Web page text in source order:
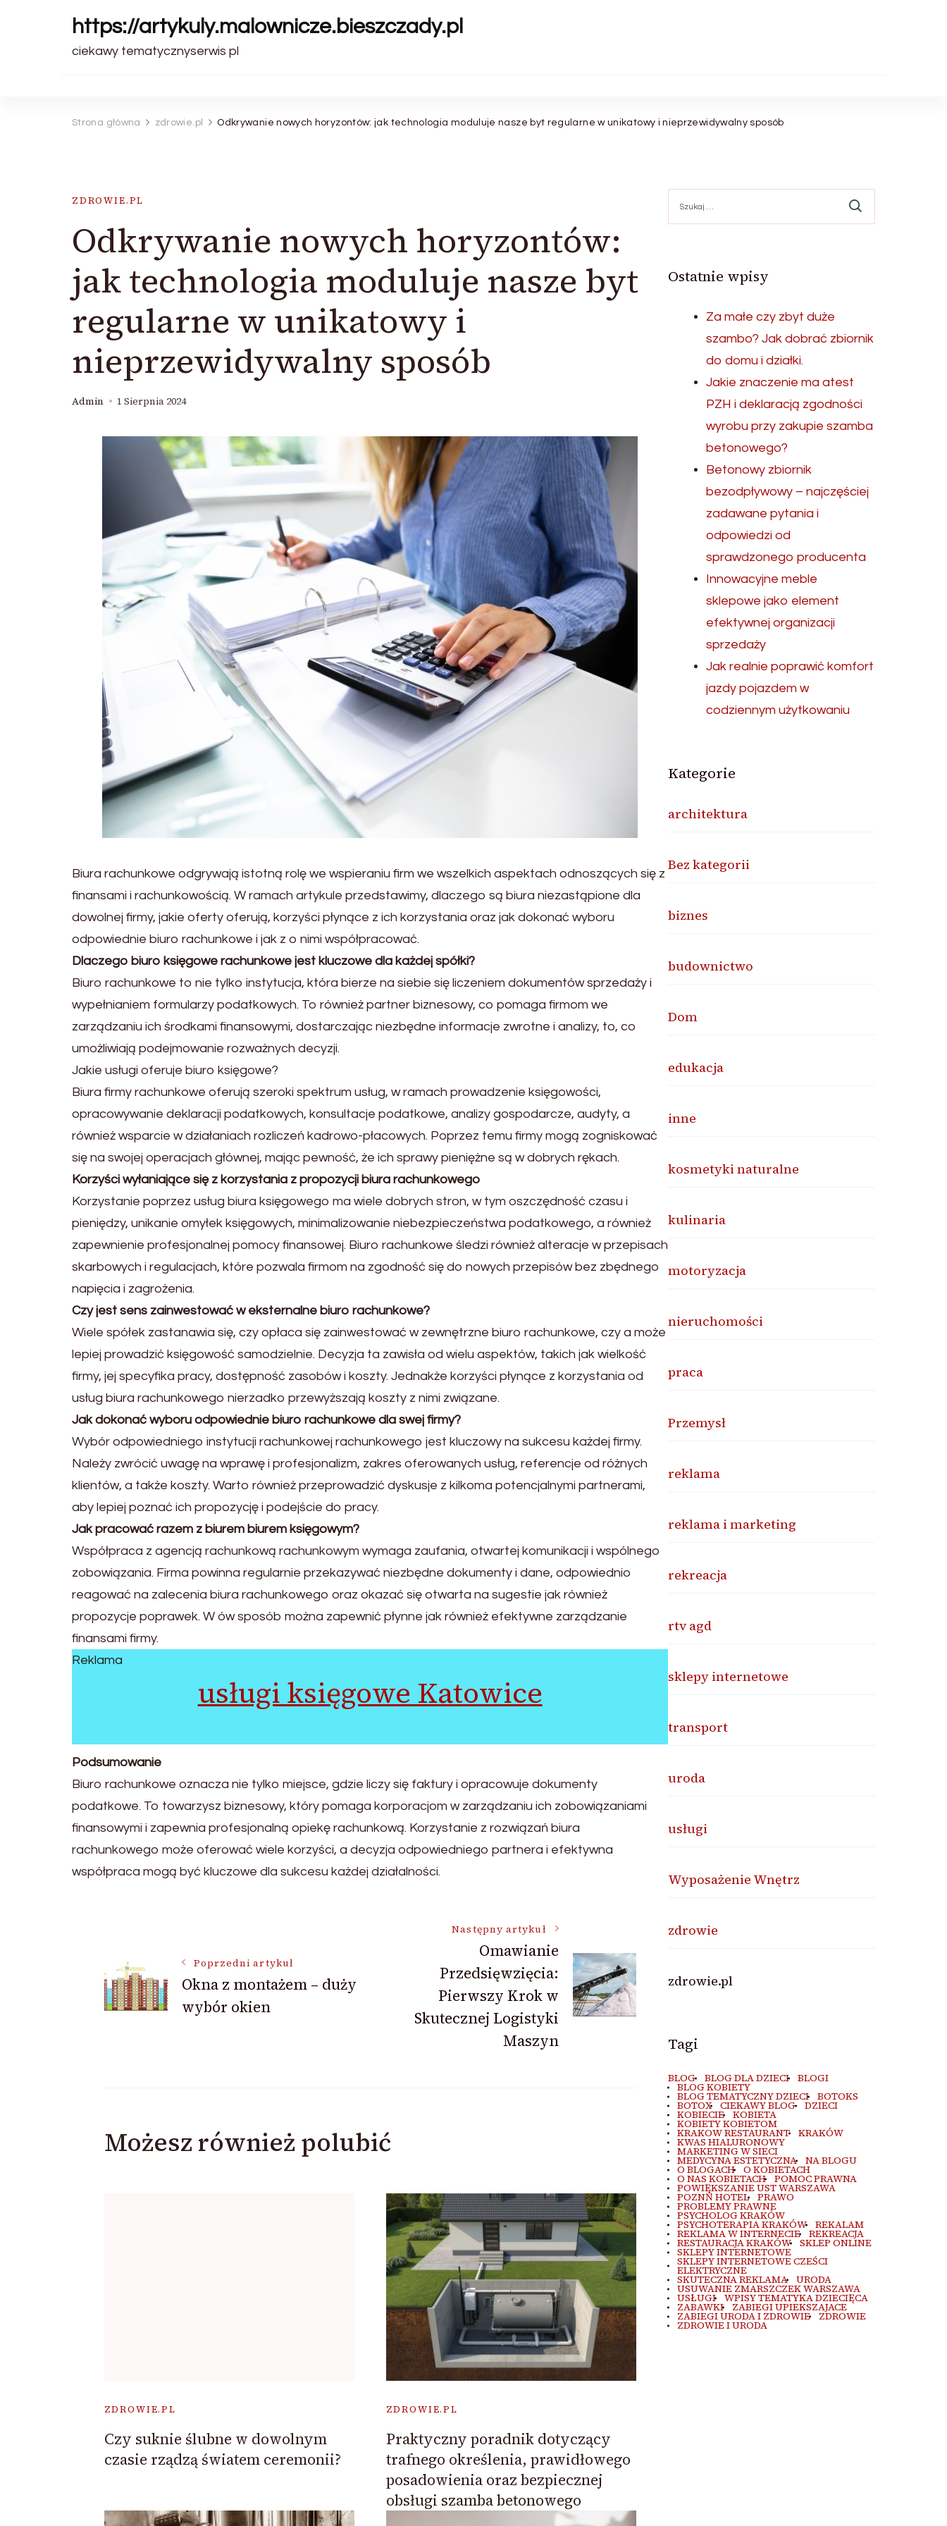
https://artykuly.malownicze.bieszczady.pl
ciekawy tematycznyserwis pl
Strona główna zdrowie.pl Odkrywanie nowych horyzontów: jak technologia moduluje nasze byt regularne w unikatowy i nieprzewidywalny sposób
ZDROWIE.PL
Odkrywanie nowych horyzontów:
jak technologia moduluje nasze byt
regularne w unikatowy i
nieprzewidywalny sposób
Admin 1 Sierpnia 2024
Biura rachunkowe odgrywają istotną rolę we wspieraniu firm we wszelkich aspektach odnoszących się z
finansami i rachunkowością. W ramach artykule przedstawimy, dlaczego są biura niezastąpione dla
dowolnej firmy, jakie oferty oferują, korzyści płynące z ich korzystania oraz jak dokonać wyboru
odpowiednie biuro rachunkowe i jak z o nimi współpracować.
Dlaczego biuro księgowe rachunkowe jest kluczowe dla każdej spółki?
Biuro rachunkowe to nie tylko instytucja, która bierze na siebie się liczeniem dokumentów sprzedaży i
wypełnianiem formularzy podatkowych. To również partner biznesowy, co pomaga firmom we
zarządzaniu ich środkami finansowymi, dostarczając niezbędne informacje zwrotne i analizy, to, co
umożliwiają podejmowanie rozważnych decyzji.
Jakie usługi oferuje biuro księgowe?
Biura firmy rachunkowe oferują szeroki spektrum usług, w ramach prowadzenie księgowości,
opracowywanie deklaracji podatkowych, konsultacje podatkowe, analizy gospodarcze, audyty, a
również wsparcie w działaniach rozliczeń kadrowo-płacowych. Poprzez temu firmy mogą zogniskować
się na swojej operacjach głównej, mając pewność, że ich sprawy pieniężne są w dobrych rękach.
Korzyści wyłaniające się z korzystania z propozycji biura rachunkowego
Korzystanie poprzez usług biura księgowego ma wiele dobrych stron, w tym oszczędność czasu i
pieniędzy, unikanie omyłek księgowych, minimalizowanie niebezpieczeństwa podatkowego, a również
zapewnienie profesjonalnej pomocy finansowej. Biuro rachunkowe śledzi również alteracje w przepisach
skarbowych i regulacjach, które pozwala firmom na zgodność się do nowych przepisów bez zbędnego
napięcia i zagrożenia.
Czy jest sens zainwestować w eksternalne biuro rachunkowe?
Wiele spółek zastanawia się, czy opłaca się zainwestować w zewnętrzne biuro rachunkowe, czy a może
lepiej prowadzić księgowość samodzielnie. Decyzja ta zawisła od wielu aspektów, takich jak wielkość
firmy, jej specyfika pracy, dostępność zasobów i koszty. Jednakże korzyści płynące z korzystania od
usług biura rachunkowego nierzadko przewyższają koszty z nimi związane.
Jak dokonać wyboru odpowiednie biuro rachunkowe dla swej firmy?
Wybór odpowiedniego instytucji rachunkowej rachunkowego jest kluczowy na sukcesu każdej firmy.
Należy zwrócić uwagę na wprawę i profesjonalizm, zakres oferowanych usług, referencje od różnych
klientów, a także koszty. Warto również przeprowadzić dyskusje z kilkoma potencjalnymi partnerami,
aby lepiej poznać ich propozycję i podejście do pracy.
Jak pracować razem z biurem biurem księgowym?
Współpraca z agencją rachunkową rachunkowym wymaga zaufania, otwartej komunikacji i wspólnego
zobowiązania. Firma powinna regularnie przekazywać niezbędne dokumenty i dane, odpowiednio
reagować na zalecenia biura rachunkowego oraz okazać się otwarta na sugestie jak również
propozycje poprawek. W ów sposób można zapewnić płynne jak również efektywne zarządzanie
finansami firmy.
Reklama
usługi księgowe Katowice
Podsumowanie
Biuro rachunkowe oznacza nie tylko miejsce, gdzie liczy się faktury i opracowuje dokumenty
podatkowe. To towarzysz biznesowy, który pomaga korporacjom w zarządzaniu ich zobowiązaniami
finansowymi i zapewnia profesjonalną opiekę rachunkową. Korzystanie z rozwiązań biura
rachunkowego może oferować wiele korzyści, a decyzja odpowiedniego partnera i efektywna
współpraca mogą być kluczowe dla sukcesu każdej działalności.
wpisu
Poprzedni artykuł
Okna z montażem – duży
wybór okien
Następny artykuł
Omawianie
Przedsięwzięcia:
Pierwszy Krok w
Skutecznej Logistyki
Maszyn
Możesz również polubić
ZDROWIE.PL
Czy suknie ślubne w dowolnym
czasie rządzą światem ceremonii?
ZDROWIE.PL
Praktyczny poradnik dotyczący
trafnego określenia, prawidłowego
posadowienia oraz bezpiecznej
obsługi szamba betonowego
Ostatnie wpisy
Za małe czy zbyt duże
szambo? Jak dobrać zbiornik
do domu i działki.
Jakie znaczenie ma atest
PZH i deklaracją zgodności
wyrobu przy zakupie szamba
betonowego?
Betonowy zbiornik
bezodpływowy – najczęściej
zadawane pytania i
odpowiedzi od
sprawdzonego producenta
Innowacyjne meble
sklepowe jako element
efektywnej organizacji
sprzedaży
Jak realnie poprawić komfort
jazdy pojazdem w
codziennym użytkowaniu
Kategorie
architektura
Bez kategorii
biznes
budownictwo
Dom
edukacja
inne
kosmetyki naturalne
kulinaria
motoryzacja
nieruchomości
praca
Przemysł
reklama
reklama i marketing
rekreacja
rtv agd
sklepy internetowe
transport
uroda
usługi
Wyposażenie Wnętrz
zdrowie
zdrowie.pl
Tagi
BLOG BLOG DLA DZIECI BLOGI
BLOG KOBIETY
BLOG TEMATYCZNY DZIECI BOTOKS
BOTOX CIEKAWY BLOG DZIECI
KOBIECIE KOBIETA
KOBIETY KOBIETOM
KRAKOW RESTAURANT KRAKÓW
KWAS HIALURONOWY
MARKETING W SIECI
MEDYCYNA ESTETYCZNA NA BLOGU
O BLOGACH O KOBIETACH
O NAS KOBIETACH POMOC PRAWNA
POWIĘKSZANIE UST WARSZAWA
POZNŃ HOTEL PRAWO
PROBLEMY PRAWNE
PSYCHOLOG KRAKÓW
PSYCHOTERAPIA KRAKÓW REKALAM
REKLAMA W INTERNECIE REKREACJA
RESTAURACJA KRAKÓW SKLEP ONLINE
SKLEPY INTERNETOWE
SKLEPY INTERNETOWE CZEŚCI
ELEKTRYCZNE
SKUTECZNA REKLAMA URODA
USUWANIE ZMARSZCZEK WARSZAWA
USŁUGI WPISY TEMATYKA DZIECIĘCA
ZABAWKI ZABIEGI UPIEKSZAJACE
ZABIEGI URODA I ZDROWIE ZDROWIE
ZDROWIE I URODA